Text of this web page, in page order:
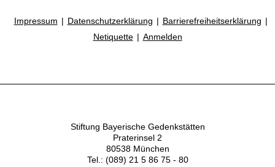
Impressum Datenschutzerklärung
Barrierefreiheitserklärung
Netiquette
Anmelden
Stiftung Bayerische Gedenkstätten
Praterinsel 2
80538 München
Tel.: (089) 21 5 86 75 - 80